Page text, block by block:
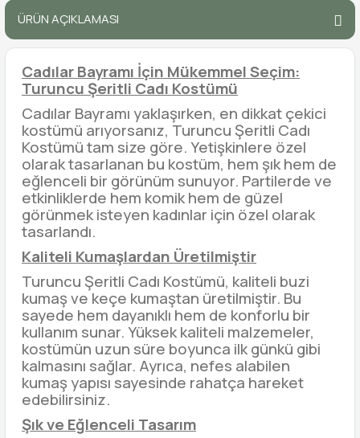
ÜRÜN AÇIKLAMASI
Cadılar Bayramı İçin Mükemmel Seçim:
Turuncu Şeritli Cadı Kostümü
Cadılar Bayramı yaklaşırken, en dikkat çekici
kostümü arıyorsanız, Turuncu Şeritli Cadı
Kostümü tam size göre. Yetişkinlere özel
olarak tasarlanan bu kostüm, hem şık hem de
eğlenceli bir görünüm sunuyor. Partilerde ve
etkinliklerde hem komik hem de güzel
görünmek isteyen kadınlar için özel olarak
tasarlandı.
Kaliteli Kumaşlardan Üretilmiştir
Turuncu Şeritli Cadı Kostümü, kaliteli buzi
kumaş ve keçe kumaştan üretilmiştir. Bu
sayede hem dayanıklı hem de konforlu bir
kullanım sunar. Yüksek kaliteli malzemeler,
kostümün uzun süre boyunca ilk günkü gibi
kalmasını sağlar. Ayrıca, nefes alabilen
kumaş yapısı sayesinde rahatça hareket
edebilirsiniz.
Şık ve Eğlenceli Tasarım